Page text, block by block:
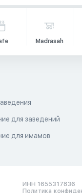
Madrasah
для заведений
для имамов
ИНН 1655317836
Политика